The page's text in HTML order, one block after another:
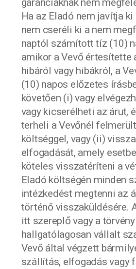
garanciáknak nem
Ha az Eladó nem javítja ki
nem cseréli ki a nem
naptól számított tíz (10)
amikor a Vevő értesítette
hibáról vagy hibákról, a
(10) napos előzetes
követően (i) vagy
vagy kicserélheti az árut,
terheli a Vevőnél
költséggel, vagy (ii)
elfogadását, amely
köteles visszatéríteni a
Eladó költségén minden
intézkedést megtenni az
történő visszaküldésére.
itt szereplő vagy a
hallgatólagosan vállalt
Vevő által végzett
szállítás, elfogadás vagy